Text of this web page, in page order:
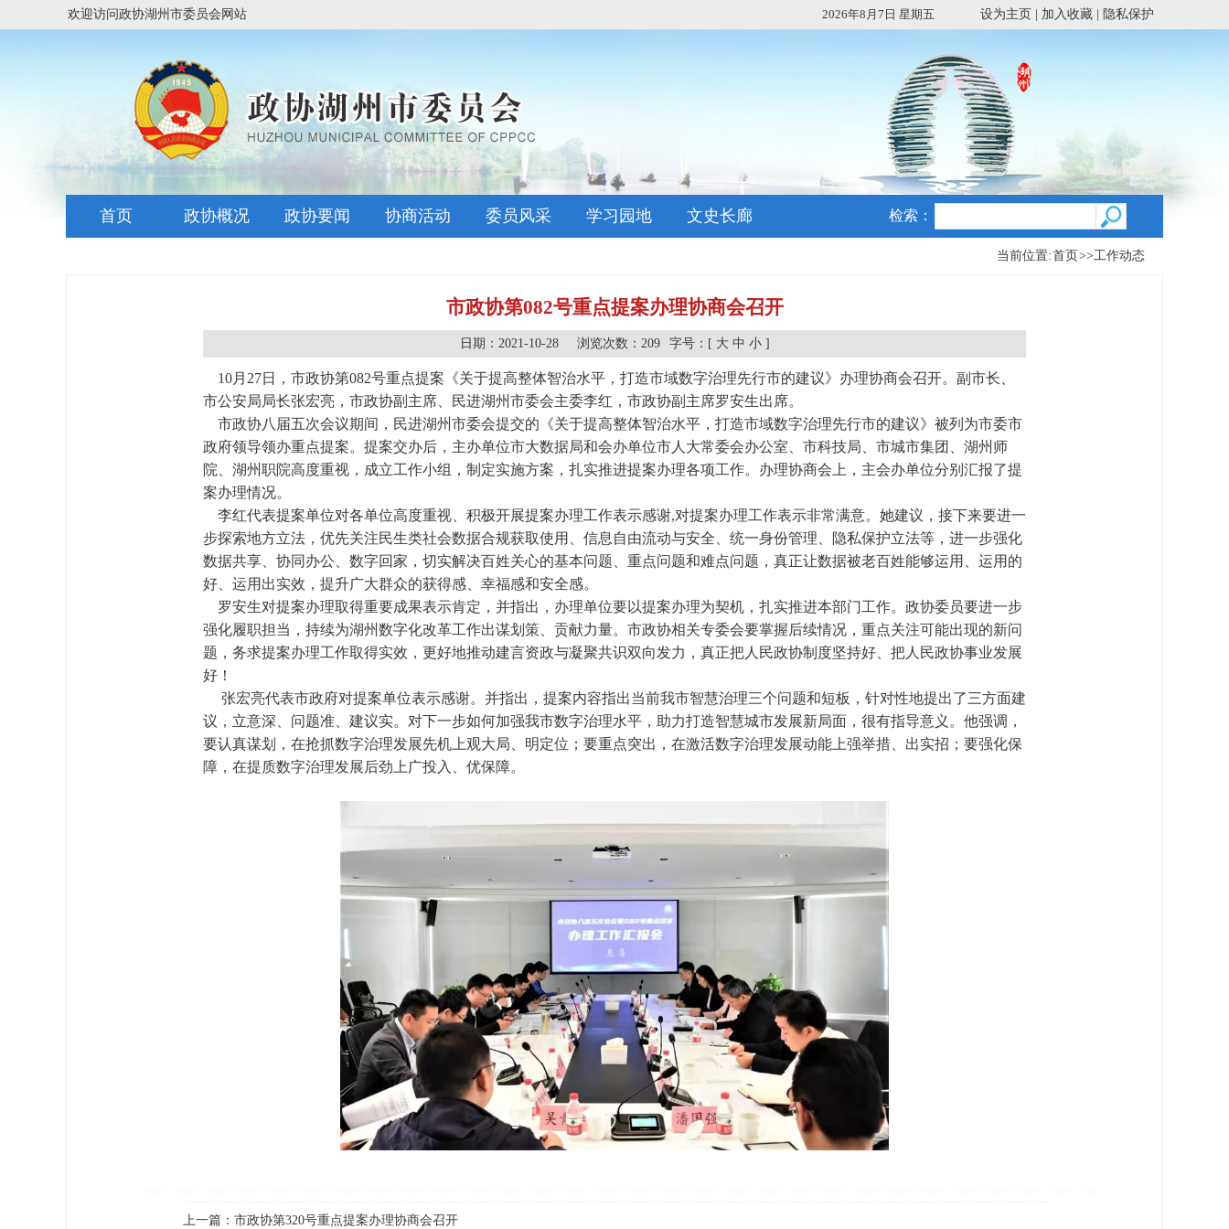
欢迎访问政协湖州市委员会网站 2026年8月7日 星期五 设为主页 加入收藏 隐私保护
首页 政协概况 政协要闻 协商活动 委员风采 学习园地 文史长廊 检索：
当前位置:首页>>工作动态
市政协第082号重点提案办理协商会召开
日期：2021-10-28 浏览次数： 209 字号：[ 大 中 小]
10月27日，市政协第082号重点提案《关于提高整体智治水平，打造市域数字治理先行市的建议》办理协商会召开。副市长、
市公安局局长张宏亮，市政协副主席、民进湖州市委会主委李红，市政协副主席罗安生出席。
市政协八届五次会议期间，民进湖州市委会提交的《关于提高整体智治水平，打造市域数字治理先行市的建议》被列为市委市
政府领导领办重点提案。提案交办后，主办单位市大数据局和会办单位市人大常委会办公室、市科技局、市城市集团、湖州师
院、湖州职院高度重视，成立工作小组，制定实施方案，扎实推进提案办理各项工作。办理协商会上，主会办单位分别汇报了提
案办理情况。
李红代表提案单位对各单位高度重视、积极开展提案办理工作表示感谢,对提案办理工作表示非常满意。她建议，接下来要进一
步探索地方立法，优先关注民生类社会数据合规获取使用、信息自由流动与安全、统一身份管理、隐私保护立法等，进一步强化
数据共享、协同办公、数字回家，切实解决百姓关心的基本问题、重点问题和难点问题，真正让数据被老百姓能够运用、运用的
好、运用出实效，提升广大群众的获得感、幸福感和安全感。
罗安生对提案办理取得重要成果表示肯定，并指出，办理单位要以提案办理为契机，扎实推进本部门工作。政协委员要进一步
强化履职担当，持续为湖州数字化改革工作出谋划策、贡献力量。市政协相关专委会要掌握后续情况，重点关注可能出现的新问
题，务求提案办理工作取得实效，更好地推动建言资政与凝聚共识双向发力，真正把人民政协制度坚持好、把人民政协事业发展
好！
张宏亮代表市政府对提案单位表示感谢。并指出，提案内容指出当前我市智慧治理三个问题和短板，针对性地提出了三方面建
议，立意深、问题准、建议实。对下一步如何加强我市数字治理水平，助力打造智慧城市发展新局面，很有指导意义。他强调，
要认真谋划，在抢抓数字治理发展先机上观大局、明定位；要重点突出，在激活数字治理发展动能上强举措、出实招；要强化保
障，在提质数字治理发展后劲上广投入、优保障。
上一篇： 市政协第320号重点提案办理协商会召开